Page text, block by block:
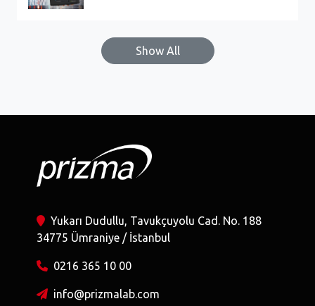
Show All
Yukarı Dudullu, Tavukçuyolu Cad. No. 188
34775 Ümraniye / İstanbul
0216 365 10 00
info@prizmalab.com